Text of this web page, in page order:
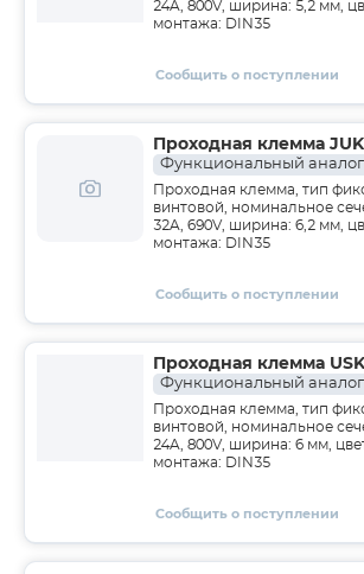
24A, 800V, ширина: 5,2 мм,
монтажа: DIN35
Сообщить о поступлении
Проходная клемма
Функциональный аналог
Проходная клемма, тип
винтовой, номинальное
32A, 690V, ширина: 6,2 мм,
монтажа: DIN35
Сообщить о поступлении
Проходная клемма
Функциональный аналог
Проходная клемма, тип
винтовой, номинальное
24A, 800V, ширина: 6 мм,
монтажа: DIN35
Сообщить о поступлении